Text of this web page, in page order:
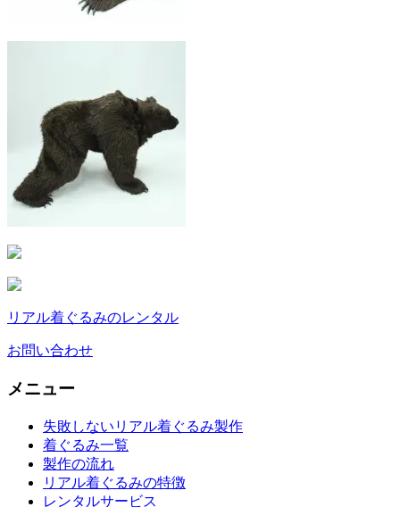
リアル着ぐるみのレンタル
お問い合わせ
メニュー
失敗しないリアル着ぐるみ製作
着ぐるみ一覧
製作の流れ
リアル着ぐるみの特徴
レンタルサービス